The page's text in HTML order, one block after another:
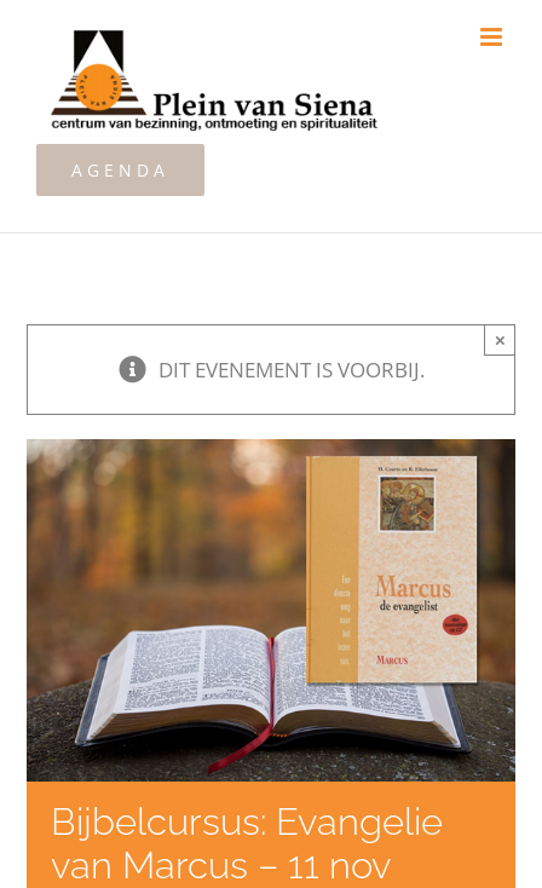
AGENDA
DIT EVENEMENT IS VOORBIJ.
×
Bijbelcursus: Evangelie
van Marcus – 11 nov